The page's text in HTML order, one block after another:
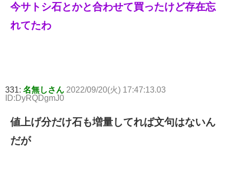
今サトシ石とかと合わせて買ったけど存在忘
れてたわ
331: 名無しさん 2022/09/20(火) 17:47:13.03
ID:DyRQDgmJ0
値上げ分だけ石も増量してれば文句はないん
だが